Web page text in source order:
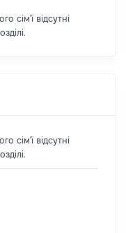
сім'ї відсутні
сім'ї відсутні